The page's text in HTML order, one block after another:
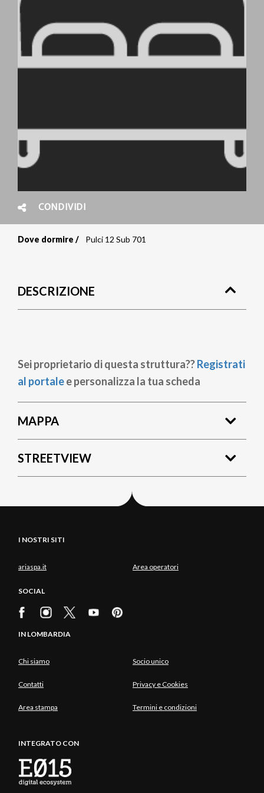
CONDIVIDI
pane
Dove dormire Pulci 12 Sub 701
DESCRIZIONE
Sei proprietario di questa struttura??Registrati
al portalee personalizza la tua scheda
MAPPA
STREETVIEW
I NOSTRI SITI
ariaspa.it Area operatori
SOCIAL
IN LOMBARDIA
Chi siamo Socio unico
Contatti Privacy e Cookies
Area stampa Termini e condizioni
INTEGRATO CON